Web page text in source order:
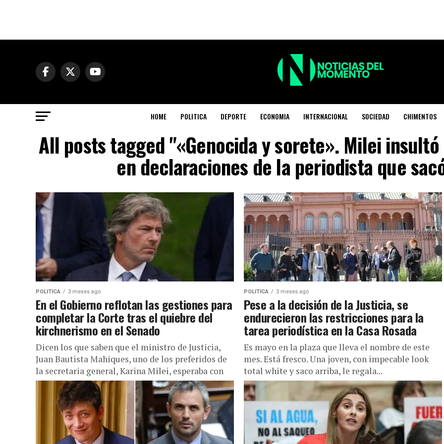
HOME POLITICA DEPORTE ECONOMIA INTERNACIONAL SOCIEDAD CHIMENTOS
All posts tagged "«Genocida y sorete». Milei insultó
en declaraciones de la periodista que
POLITICA 3 meses ago
En el Gobierno reflotan las gestiones para
completar la Corte tras el quiebre del
kirchnerismo en el Senado
Dicen los que saben que el ministro de Justicia,
Juan Bautista Mahiques, uno de los preferidos de
la secretaria general, Karina Milei, esperaba con
un tanto...
POLITICA 3 meses ago
Pese a la decisión de la Justicia, se
endurecieron las restricciones para la
tarea periodística en la Casa Rosada
Es mayo en la plaza que lleva el nombre de este
mes. Está fresco. Una joven, con impecable look
total white y saco arriba, le regala...